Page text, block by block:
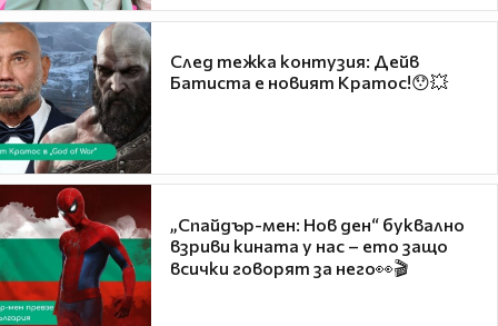
След тежка контузия: Дейв
Батиста е новият Кратос!😯💥
„Спайдър-мен: Нов ден“ буквално
взриви кината у нас – ето защо
всички говорят за него👀🎬